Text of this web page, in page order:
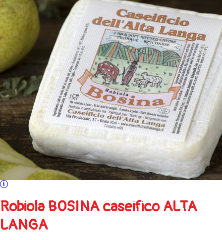
Robiola BOSINA caseifico ALTA
LANGA